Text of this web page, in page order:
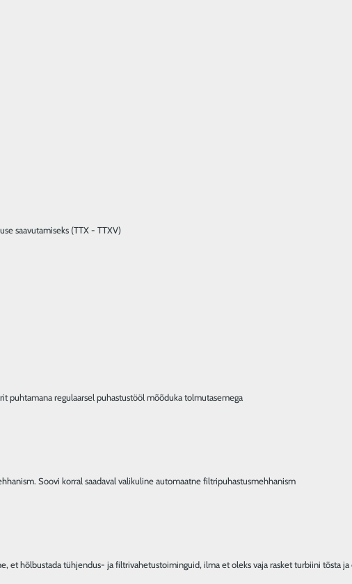
saavutamiseks (TTX - TTXV)
puhtamana regulaarsel puhastustööl mõõduka tolmutasemega
Soovi korral saadaval valikuline automaatne filtripuhastusmehhanism
et hõlbustada tühjendus- ja filtrivahetustoiminguid, ilma et oleks vaja rasket turbiini tõsta ja